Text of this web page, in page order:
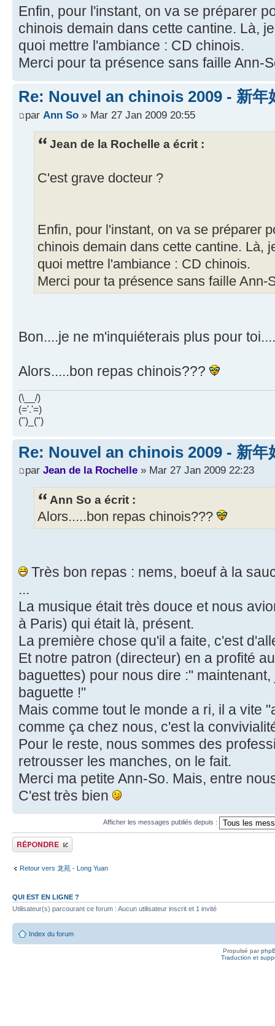
Enfin, pour l'instant, on va se préparer
chinois demain dans cette cantine. Là,
quoi mettre l'ambiance : CD chinois.
Merci pour ta présence sans faille Ann-
Re: Nouvel an chinois 2009 - 新年
par Ann So » Mar 27 Jan 2009 20:55
Jean de la Rochelle a écrit :
C'est grave docteur ?
Enfin, pour l'instant, on va se préparer
chinois demain dans cette cantine. Là,
quoi mettre l'ambiance : CD chinois.
Merci pour ta présence sans faille Ann-
Bon....je ne m'inquiéterais plus pour
Alors.....bon repas chinois???
(\__/)
(='.'=)
(")_(")
Re: Nouvel an chinois 2009 - 新年
par Jean de la Rochelle » Mar 27 Jan 2009 22:23
Ann So a écrit :
Alors.....bon repas chinois???
Très bon repas : nems, boeuf à la
...
La musique était très douce et nous
à Paris) qui était là, présent.
La première chose qu'il a faite, c'est
Et notre patron (directeur) en a profité
baguettes) pour nous dire :"
baguette !"
Mais comme tout le monde a ri, il a vite
comme ça chez nous, c'est la
Pour le reste, nous sommes des
retrousser les manches, on le fait.
Merci ma petite Ann-So. Mais, entre
C'est très bien
Afficher les messages publiés depuis :
Publier une réponse
Retour vers 龙苑 - Long Yuan
QUI EST EN LIGNE ?
Utilisateur(s) parcourant ce forum : Aucun utilisateur inscrit et 1 invité
Index du forum
Propulsé par
Traduction et